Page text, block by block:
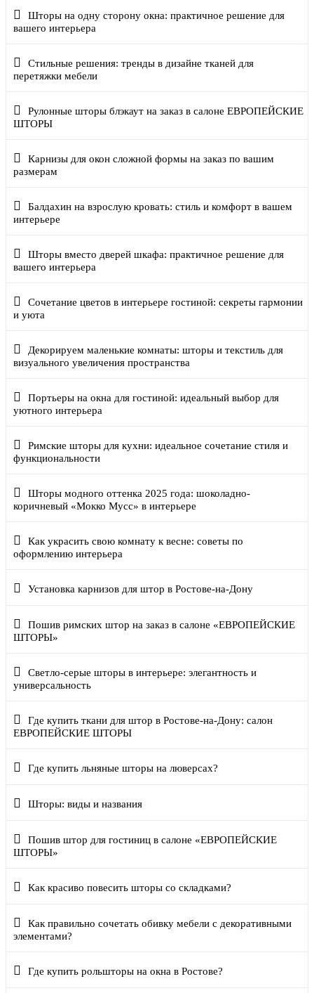
Шторы на одну сторону окна: практичное решение для
вашего интерьера
Стильные решения: тренды в дизайне тканей для
перетяжки мебели
Рулонные шторы блэкаут на заказ в салоне ЕВРОПЕЙСКИЕ
ШТОРЫ
Карнизы для окон сложной формы на заказ по вашим
размерам
Балдахин на взрослую кровать: стиль и комфорт в вашем
интерьере
Шторы вместо дверей шкафа: практичное решение для
вашего интерьера
Сочетание цветов в интерьере гостиной: секреты гармонии
и уюта
Декорируем маленькие комнаты: шторы и текстиль для
визуального увеличения пространства
Портьеры на окна для гостиной: идеальный выбор для
уютного интерьера
Римские шторы для кухни: идеальное сочетание стиля и
функциональности
Шторы модного оттенка 2025 года: шоколадно-
коричневый «Мокко Мусс» в интерьере
Как украсить свою комнату к весне: советы по
оформлению интерьера
Установка карнизов для штор в Ростове-на-Дону
Пошив римских штор на заказ в салоне «ЕВРОПЕЙСКИЕ
ШТОРЫ»
Светло-серые шторы в интерьере: элегантность и
универсальность
Где купить ткани для штор в Ростове-на-Дону: салон
ЕВРОПЕЙСКИЕ ШТОРЫ
Где купить льняные шторы на люверсах?
Шторы: виды и названия
Пошив штор для гостиниц в салоне «ЕВРОПЕЙСКИЕ
ШТОРЫ»
Как красиво повесить шторы со складками?
Как правильно сочетать обивку мебели с декоративными
элементами?
Где купить рольшторы на окна в Ростове?